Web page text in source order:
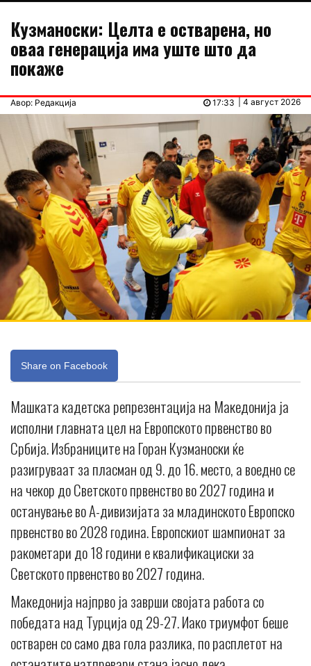
Кузманоски: Целта е остварена, но
оваа генерација има уште што да
покаже
Авор: Редакција | 4 август 2026
17:33
Share on Facebook
Машката кадетска репрезентација на Македонија ја
исполни главната цел на Европското првенство во
Србија. Избраниците на Горан Кузманоски ќе
разигруваат за пласман од 9. до 16. место, а воедно се
на чекор до Светското првенство во 2027 година и
останување во А-дивизијата за младинското Европско
првенство во 2028 година. Европскиот шампионат за
ракометари до 18 години е квалификациски за
Светското првенство во 2027 година.
Македонија најпрво ја заврши својата работа со
победата над Турција од 29-27. Иако триумфот беше
остварен со само два гола разлика, по расплетот на